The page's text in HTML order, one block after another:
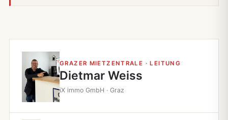
GRAZER MIETZENTRALE · LEITUNG
Dietmar Weiss
iX immo GmbH · Graz